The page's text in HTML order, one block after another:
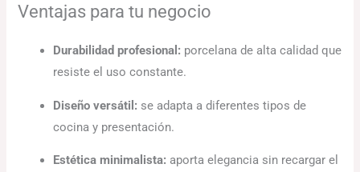
Ventajas para tu negocio
Durabilidad profesional: porcelana de alta calidad que
resiste el uso constante.
Diseño versátil: se adapta a diferentes tipos de
cocina y presentación.
Estética minimalista: aporta elegancia sin recargar el